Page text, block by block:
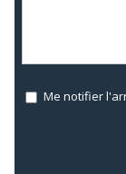
Me notifier